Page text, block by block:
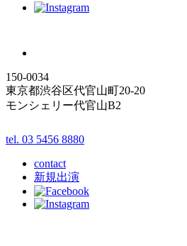
150-0034
東京都渋谷区代官山町20-20
モンシェリー代官山B2
tel. 03 5456 8880
contact
新規出演